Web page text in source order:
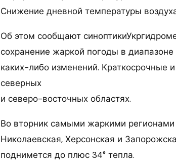
Снижение дневной температуры
Об этом сообщают
сохранение жаркой погоды в диапазоне
каких-либо изменений.
северных
и северо-восточных областях.
Во вторник самыми жаркими
Николаевская, Херсонская и
поднимется до плюс 34° тепла.